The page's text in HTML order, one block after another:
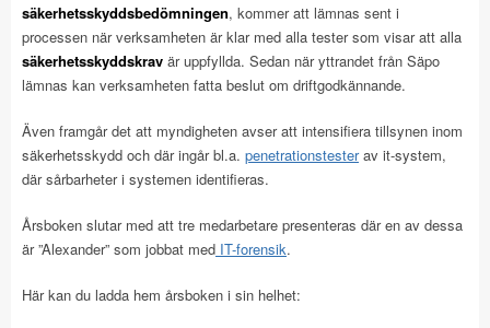
säkerhetsskyddsbedömningen, kommer att lämnas sent i
processen när verksamheten är klar med alla tester som visar att alla
säkerhetsskyddskrav är uppfyllda. Sedan när yttrandet från Säpo
lämnas kan verksamheten fatta beslut om driftgodkännande.
Även framgår det att myndigheten avser att intensifiera tillsynen inom
säkerhetsskydd och där ingår bl.a. penetrationstesterav it-system,
där sårbarheter i systemen identifieras.
Årsboken slutar med att tre medarbetare presenteras där en av dessa
är ”Alexander” som jobbat med IT-forensik.
Här kan du ladda hem årsboken i sin helhet: